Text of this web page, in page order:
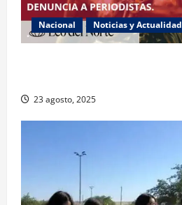
Nacional Noticias y Actualidad
23 agosto, 2025